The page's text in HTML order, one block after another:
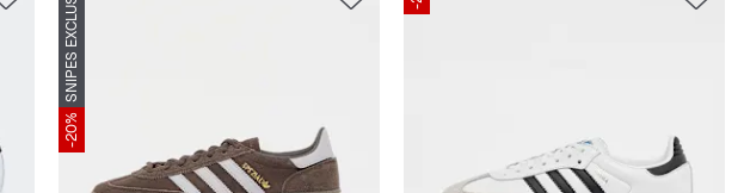
SNIPES EXCLUSIVE
-20%